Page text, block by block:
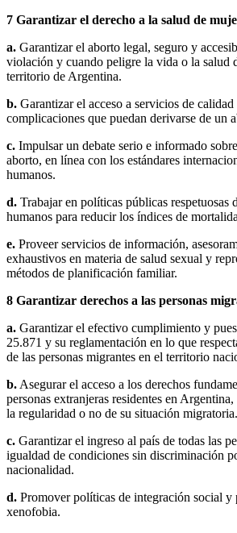
7 Garantizar el derecho a la salud de
a. Garantizar el aborto legal, seguro y
violación y cuando peligre la vida o la salud
territorio de Argentina.
b. Garantizar el acceso a servicios de calidad
complicaciones que puedan derivarse de un
c. Impulsar un debate serio e informado
aborto, en línea con los estándares
humanos.
d. Trabajar en políticas públicas respetuosas
humanos para reducir los índices de
e. Proveer servicios de información,
exhaustivos en materia de salud sexual y
métodos de planificación familiar.
8 Garantizar derechos a las personas
a. Garantizar el efectivo cumplimiento y
25.871 y su reglamentación en lo que
de las personas migrantes en el territorio
b. Asegurar el acceso a los derechos
personas extranjeras residentes en
la regularidad o no de su situación migratoria.
c. Garantizar el ingreso al país de todas las
igualdad de condiciones sin discriminación
nacionalidad.
d. Promover políticas de integración social y
xenofobia.